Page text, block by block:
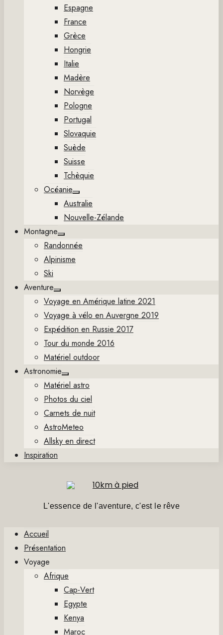
Espagne
France
Grèce
Hongrie
Italie
Madère
Norvège
Pologne
Portugal
Slovaquie
Suède
Suisse
Tchèquie
Océanie
Show
sub
menu
Australie
Nouvelle-Zélande
Montagne
Show
sub
menu
Randonnée
Alpinisme
Ski
Aventure
Show
sub
menu
Voyage en Amérique latine 2021
Voyage à vélo en Auvergne 2019
Expédition en Russie 2017
Tour du monde 2016
Matériel outdoor
Astronomie
Show
sub
menu
Matériel astro
Photos du ciel
Carnets de nuit
AstroMeteo
Allsky en direct
Inspiration
L'essence de l'aventure, c'est le rêve
Accueil
Présentation
Voyage
Afrique
Cap-Vert
Egypte
Kenya
Maroc